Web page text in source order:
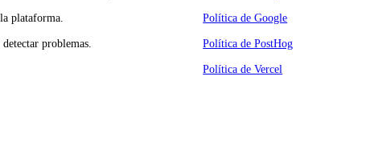
plataforma. Política de Google
problemas. Política de PostHog
Política de Vercel